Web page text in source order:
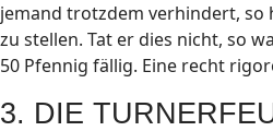
jemand trotzdem verhindert, so
zu stellen. Tat er dies nicht, so
50 Pfennig fällig. Eine recht
3. DIE